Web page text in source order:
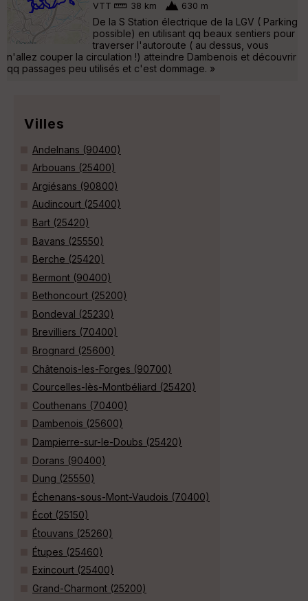
VTT 38 km 630 m
De la S Station électrique de la LGV ( Parking
possible) en utilisant qq beaux sentiers pour
traverser l'autoroute ( au dessus, vous
n'allez couper la circulation !) atteindre Dambenois et découvrir
qq passages peu utilisés et c'est dommage. »
Villes
Andelnans (90400)
Arbouans (25400)
Argiésans (90800)
Audincourt (25400)
Bart (25420)
Bavans (25550)
Berche (25420)
Bermont (90400)
Bethoncourt (25200)
Bondeval (25230)
Brevilliers (70400)
Brognard (25600)
Châtenois-les-Forges (90700)
Courcelles-lès-Montbéliard (25420)
Couthenans (70400)
Dambenois (25600)
Dampierre-sur-le-Doubs (25420)
Dorans (90400)
Dung (25550)
Échenans-sous-Mont-Vaudois (70400)
Écot (25150)
Étouvans (25260)
Étupes (25460)
Exincourt (25400)
Grand-Charmont (25200)